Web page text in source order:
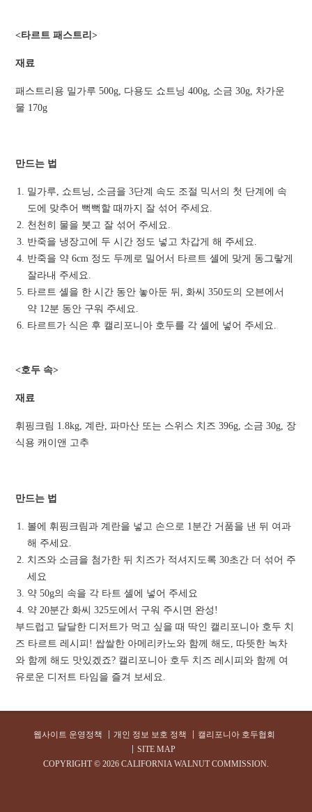
<타르트 패스트리>
재료
패스트리용 밀가루 500g, 다용도 쇼트닝 400g, 소금 30g, 차가운
물 170g
만드는 법
밀가루, 쇼트닝, 소금을 3단계 속도 조절 믹서의 첫 단계에 속
도에 맞추어 뻑뻑할 때까지 잘 섞어 주세요.
천천히 물을 붓고 잘 섞어 주세요.
반죽을 냉장고에 두 시간 정도 넣고 차갑게 해 주세요.
반죽을 약 6cm 정도 두께로 밀어서 타르트 셸에 맞게 동그랗게
잘라내 주세요.
타르트 셸을 한 시간 동안 놓아둔 뒤, 화씨 350도의 오븐에서
약 12분 동안 구워 주세요.
타르트가 식은 후 캘리포니아 호두를 각 셸에 넣어 주세요.
<호두 속>
재료
휘핑크림 1.8kg, 계란, 파마산 또는 스위스 치즈 396g, 소금 30g, 장
식용 캐이앤 고추
만드는 법
볼에 휘핑크림과 계란을 넣고 손으로 1분간 거품을 낸 뒤 여과
해 주세요.
치즈와 소금을 첨가한 뒤 치즈가 적셔지도록 30초간 더 섞어 주
세요
약 50g의 속을 각 타트 셸에 넣어 주세요
약 20분간 화씨 325도에서 구워 주시면 완성!
부드럽고 달달한 디저트가 먹고 싶을 때 딱인 캘리포니아 호두 치
즈 타르트 레시피! 쌉쌀한 아메리카노와 함께 해도, 따뜻한 녹차
와 함께 해도 맛있겠죠? 캘리포니아 호두 치즈 레시피와 함께 여
유로운 디저트 타임을 즐겨 보세요.
웹사이트 운영정책 개인 정보 보호 정책
캘리포니아 호두협회
SITE MAP
COPYRIGHT © 2026 CALIFORNIA WALNUT COMMISSION.